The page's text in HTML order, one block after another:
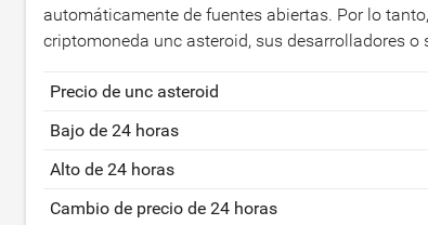
automáticamente de fuentes abiertas. Por lo
criptomoneda unc asteroid, sus desarrolladores o
Precio de unc asteroid
Bajo de 24 horas
Alto de 24 horas
Cambio de precio de 24 horas